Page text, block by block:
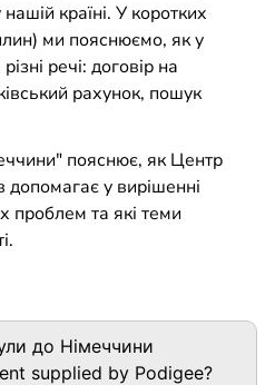
країні. У коротких
ми пояснюємо, як у
речі: договір на
рахунок, пошук
пояснює, як Центр
допомагає у вирішенні
проблем та які теми
до Німеччини
supplied by Podigee?